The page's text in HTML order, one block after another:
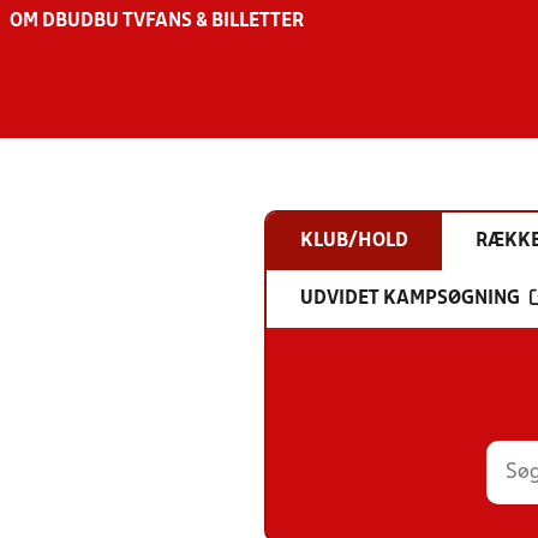
OM DBU DBU TV FANS & BILLETTER
KLUB/HOLD
UDVIDET KAMPSØGNING